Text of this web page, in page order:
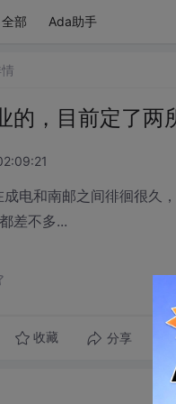
全部 Ada助手
的，目前定了
电和南邮之间徘徊很久
差不多...
收藏 分享